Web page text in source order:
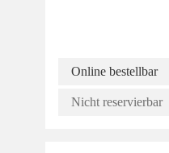
Online bestellbar
Nicht reservierbar